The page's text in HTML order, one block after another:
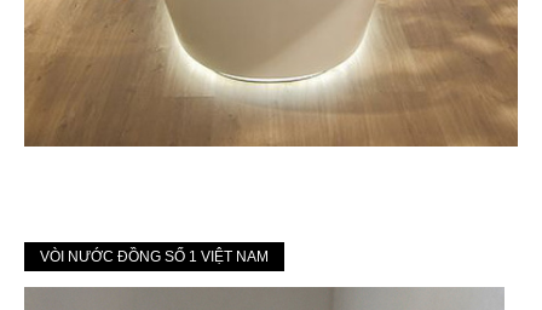
VÒI NƯỚC ĐỒNG SỐ 1 VIỆT NAM